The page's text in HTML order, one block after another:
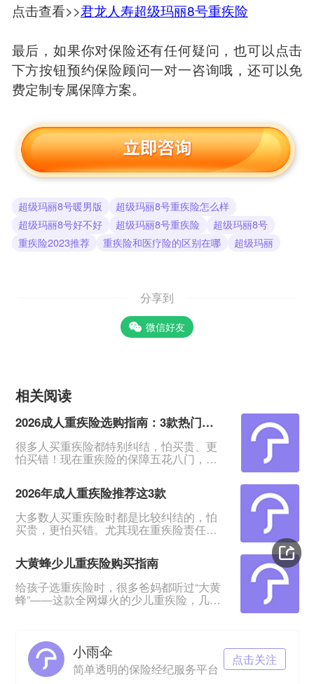
点击查看>>君龙人寿超级玛丽8号重疾险
最后，如果你对保险还有任何疑问，也可以点击
下方按钮预约保险顾问一对一咨询哦，还可以免
费定制专属保障方案。
超级玛丽8号暖男版
超级玛丽8号重疾险怎么样
超级玛丽8号好不好
超级玛丽8号重疾险
超级玛丽8号
重疾险2023推荐
重疾险和医疗险的区别在哪 超级玛丽
分享到
微信好友
相关阅读
2026成人重疾险选购指南：3款热门产品全面测评
很多人买重疾险都特别纠结，怕买贵、更
怕买错！现在重疾险的保障五花八门，条
专门对比整理了2026年市面上口碑、性价
比都靠前的3款成人重疾险，不管你是预算
有限、身体健康，还是身体有点小异常、
不好投保，都能从中挑到合适的。&nbsp;
一、君龙超级玛丽16号Pro：普通人首选，
重疾险里的性价比王
2026年成人重疾险推荐这3款
大多数人买重疾险时都是比较纠结的，怕
买贵，更怕买错。尤其现在重疾险责任越
比整理，给大家挑出成人重疾险榜单前列
的3款产品，适合各种预算、不同身体状况
的人群。&nbsp;如果你打算买重疾险，如
果你带病投保，或者预算紧张，这3款产品
能满足你的需求。
大黄蜂少儿重疾险购买指南
给孩子选重疾险时，很多爸妈都听过“大黄
蜂”——这款全网爆火的少儿重疾险，几乎
经纪是定制方，这家公司靠谱吗？理赔会
不会麻烦？今天就来一一拆解这些问题，
让你给娃买保险时心里有底。01 大黄蜂少
小雨伞
简单透明的保险经纪服务平台
点击关注